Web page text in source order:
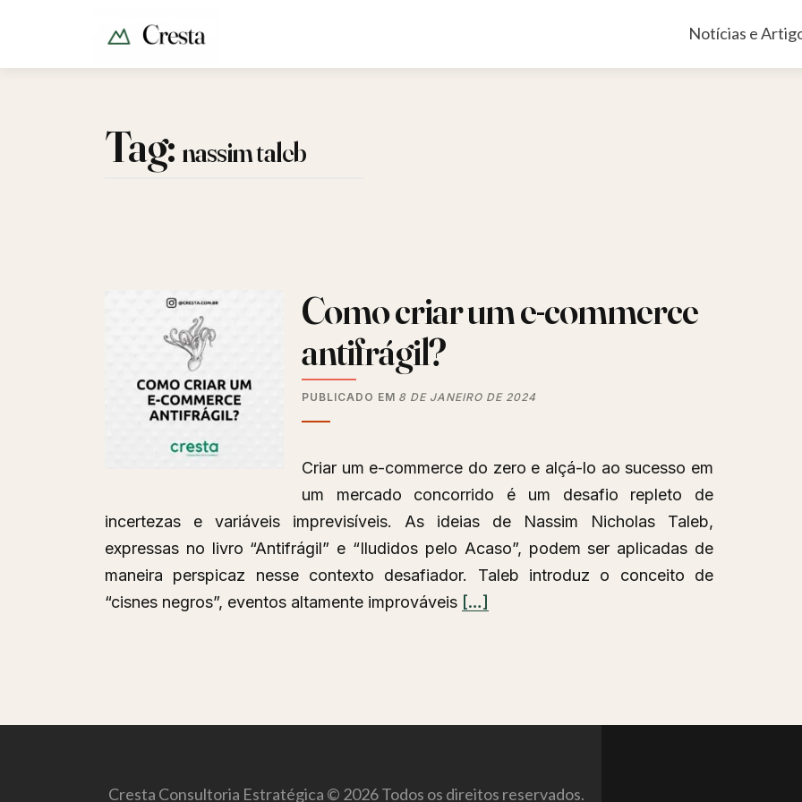
para
o
Notícias e
Tag: nassim taleb
Como criar um e-commerce
antifrágil?
PUBLICADO EM 8 DE JANEIRO DE 2024
Criar um e-commerce do zero e alçá-lo ao sucesso em
um mercado concorrido é um desafio repleto de
incertezas e variáveis imprevisíveis. As ideias de Nassim Nicholas Taleb,
expressas no livro “Antifrágil” e “Iludidos pelo Acaso”, podem ser aplicadas de
maneira perspicaz nesse contexto desafiador. Taleb introduz o conceito de
“cisnes negros”, eventos altamente improváveis Leia
antifrágil?
[…]
Cresta Consultoria Estratégica © 2026 Todos os direitos reservados.